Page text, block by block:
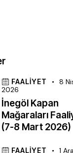
FAALIYET
8
2026
İnegöl Kapan
Mağaraları
(7-8 Mart 2026)
FAALIYET
1